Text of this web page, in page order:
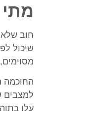
חוב
שיכול
החוכמה
למצבים
עלו